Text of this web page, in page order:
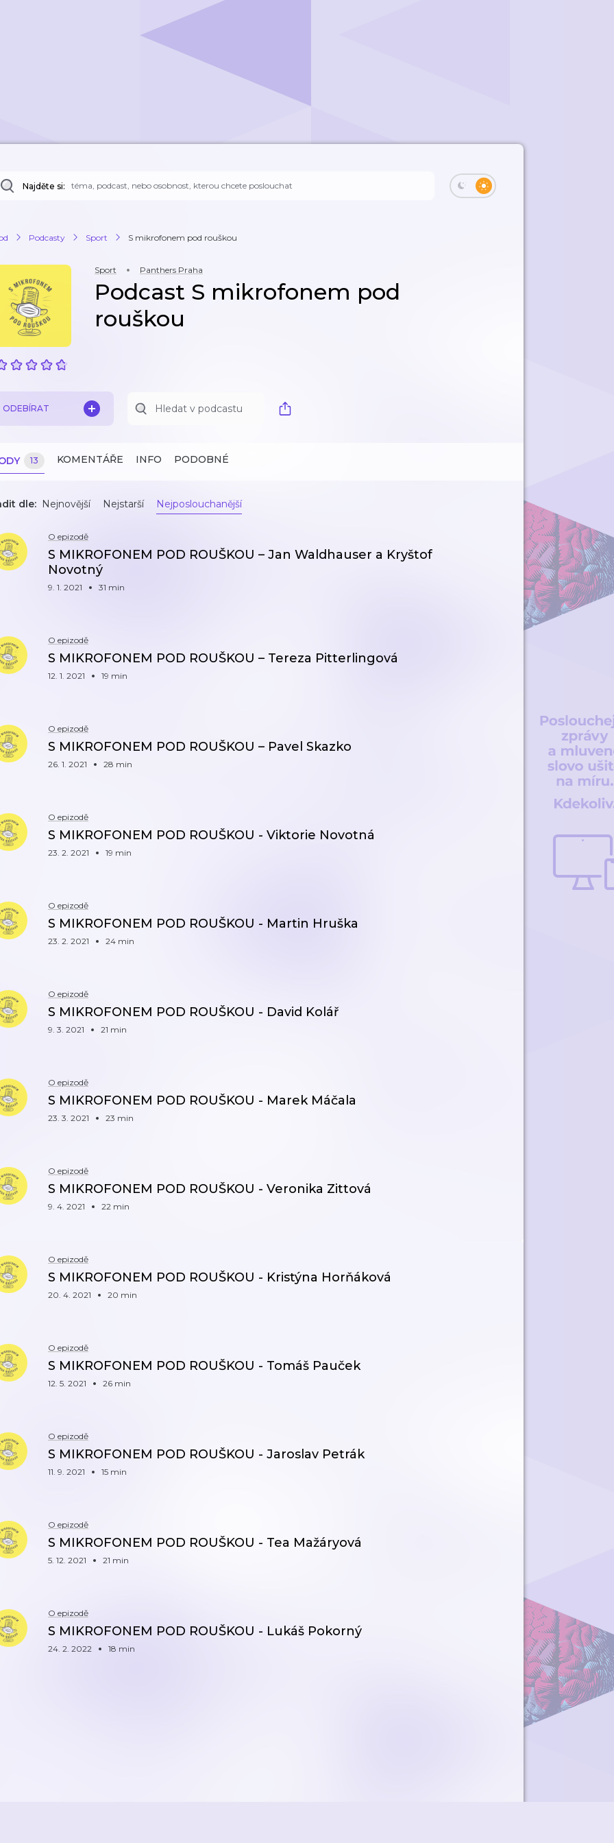
Najděte si:
Podcasty Sport S mikrofonem pod rouškou
Sport Panthers Praha
Podcast S mikrofonem pod
rouškou
ODEBÍRAT
13 KOMENTÁŘE INFO PODOBNÉ
dle: Nejnovější Nejstarší Nejposlouchanější
O epizodě
S MIKROFONEM POD ROUŠKOU – Jan Waldhauser a Kryštof
Novotný
9. 1. 2021 31 min
O epizodě
S MIKROFONEM POD ROUŠKOU – Tereza Pitterlingová
12. 1. 2021 19 min
O epizodě
S MIKROFONEM POD ROUŠKOU – Pavel Skazko
26. 1. 2021 28 min
O epizodě
S MIKROFONEM POD ROUŠKOU - Viktorie Novotná
23. 2. 2021 19 min
O epizodě
S MIKROFONEM POD ROUŠKOU - Martin Hruška
23. 2. 2021 24 min
O epizodě
S MIKROFONEM POD ROUŠKOU - David Kolář
9. 3. 2021 21 min
O epizodě
S MIKROFONEM POD ROUŠKOU - Marek Máčala
23. 3. 2021 23 min
O epizodě
S MIKROFONEM POD ROUŠKOU - Veronika Zittová
9. 4. 2021 22 min
O epizodě
S MIKROFONEM POD ROUŠKOU - Kristýna Horňáková
20. 4. 2021 20 min
O epizodě
S MIKROFONEM POD ROUŠKOU - Tomáš Pauček
12. 5. 2021 26 min
O epizodě
S MIKROFONEM POD ROUŠKOU - Jaroslav Petrák
11. 9. 2021 15 min
O epizodě
S MIKROFONEM POD ROUŠKOU - Tea Mažáryová
5. 12. 2021 21 min
O epizodě
S MIKROFONEM POD ROUŠKOU - Lukáš Pokorný
24. 2. 2022 18 min